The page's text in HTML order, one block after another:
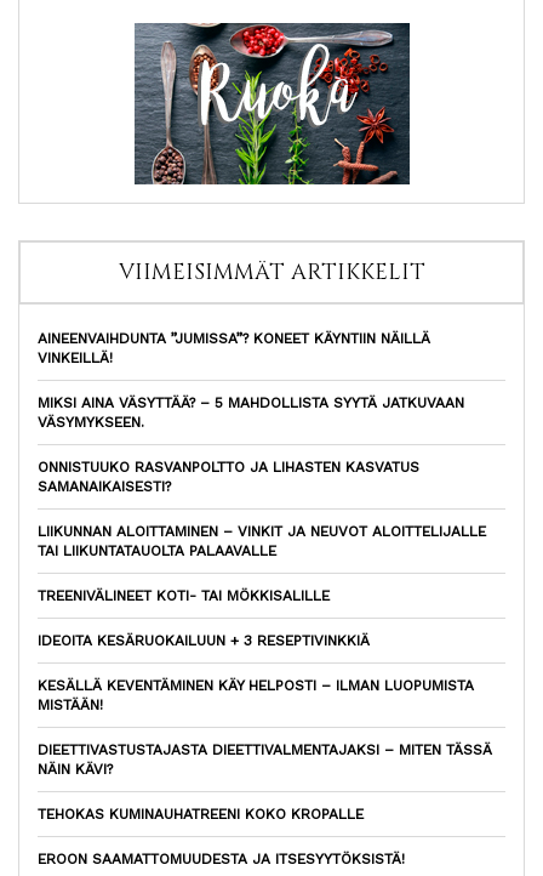
VIIMEISIMMÄT ARTIKKELIT
AINEENVAIHDUNTA ”JUMISSA”? KONEET KÄYNTIIN NÄILLÄ
VINKEILLÄ!
MIKSI AINA VÄSYTTÄÄ? – 5 MAHDOLLISTA SYYTÄ JATKUVAAN
VÄSYMYKSEEN.
ONNISTUUKO RASVANPOLTTO JA LIHASTEN KASVATUS
SAMANAIKAISESTI?
LIIKUNNAN ALOITTAMINEN – VINKIT JA NEUVOT ALOITTELIJALLE
TAI LIIKUNTATAUOLTA PALAAVALLE
TREENIVÄLINEET KOTI- TAI MÖKKISALILLE
IDEOITA KESÄRUOKAILUUN + 3 RESEPTIVINKKIÄ
KESÄLLÄ KEVENTÄMINEN KÄY HELPOSTI – ILMAN LUOPUMISTA
MISTÄÄN!
DIEETTIVASTUSTAJASTA DIEETTIVALMENTAJAKSI – MITEN TÄSSÄ
NÄIN KÄVI?
TEHOKAS KUMINAUHATREENI KOKO KROPALLE
EROON SAAMATTOMUUDESTA JA ITSESYYTÖKSISTÄ!